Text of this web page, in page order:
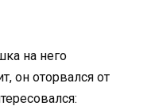
на него
он оторвался от